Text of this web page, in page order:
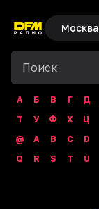
Москва
А Б В Г Д
Т
У Ф Х Ц
@
A B C D
Q
R S T U